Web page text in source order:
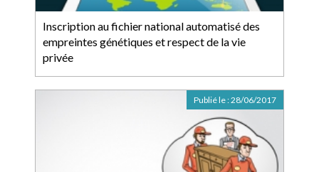
Inscription au fichier national automatisé des
empreintes génétiques et respect de la vie
privée
Publié le :28/06/2017